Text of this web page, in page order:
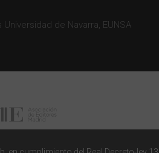
de Navarra, EUNSA